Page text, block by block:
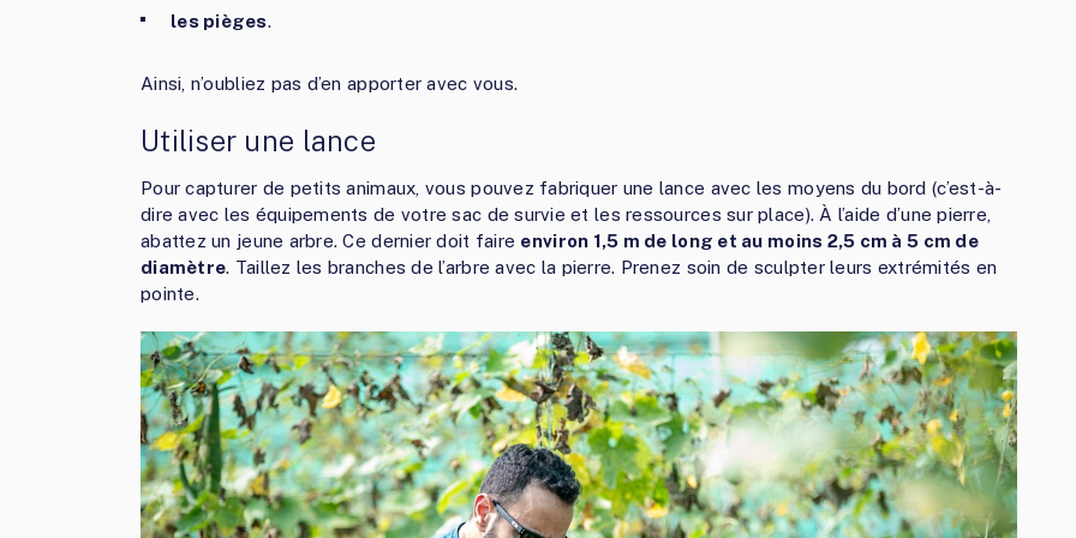
les pièges.
Ainsi, n’oubliez pas d’en apporter avec vous.
Utiliser une lance
Pour capturer de petits animaux, vous pouvez fabriquer une lance avec les moyens du bord (c’est-à-
dire avec les équipements de votre sac de survie et les ressources sur place). À l’aide d’une pierre,
abattez un jeune arbre. Ce dernier doit faire environ 1,5 m de long et au moins 2,5 cm à 5 cm de
diamètre. Taillez les branches de l’arbre avec la pierre. Prenez soin de sculpter leurs extrémités en
pointe.